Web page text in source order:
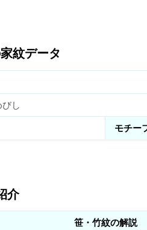
紋データ
し
モチー
介
笹・竹紋の解説